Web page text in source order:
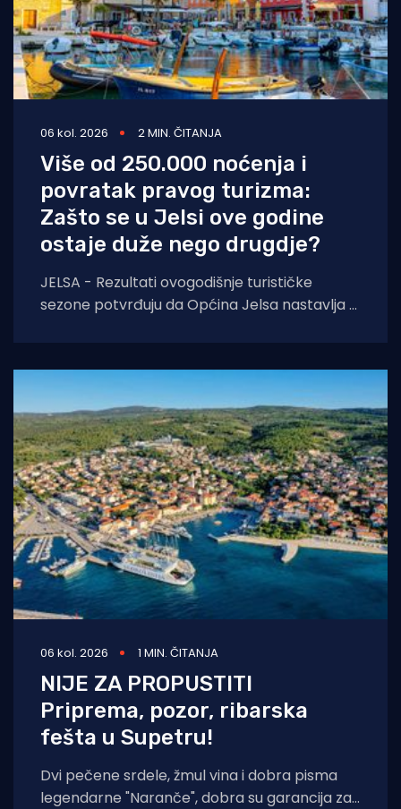
06 kol. 2026 2 MIN. ČITANJA
Više od 250.000 noćenja i
povratak pravog turizma:
Zašto se u Jelsi ove godine
ostaje duže nego drugdje?
JELSA - Rezultati ovogodišnje turističke
sezone potvrđuju da Općina Jelsa nastavlja u
06 kol. 2026 1 MIN. ČITANJA
NIJE ZA PROPUSTITI
Priprema, pozor, ribarska
fešta u Supetru!
Dvi pečene srdele, žmul vina i dobra pisma
legendarne "Naranče", dobra su garancija za